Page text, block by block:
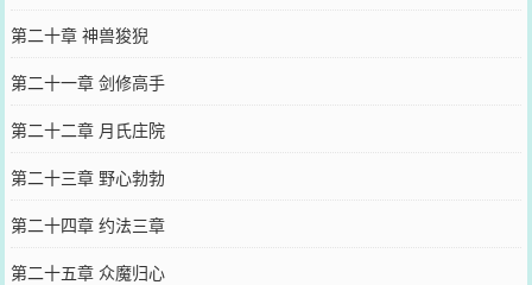
第二十章 神兽狻猊
第二十一章 剑修高手
第二十二章 月氏庄院
第二十三章 野心勃勃
第二十四章 约法三章
第二十五章 众魔归心